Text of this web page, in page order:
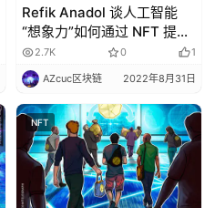
Refik Anadol 谈人工智能
“想象力”如何通过 NFT 提升
记忆力
2.7K 0 1
AZcuc区块链 2022年8月31日
NFT